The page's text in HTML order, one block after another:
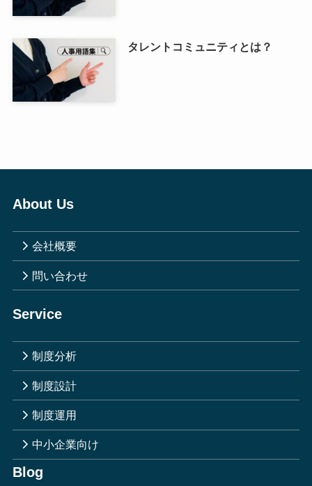
タレントコミュニティとは？
About Us
会社概要
問い合わせ
Service
制度分析
制度設計
制度運用
中小企業向け
Blog